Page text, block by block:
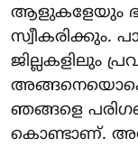
ആളുകളേയും
സ്വീകരിക്കും.
ജില്ലകളിലും
ഞങ്ങളെ
കൊണ്ടാണ്. അത്